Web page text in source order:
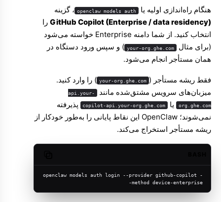
هنگام راه‌اندازی اولیه یا openclaw models auth ، گزینه
GitHub Copilot (Enterprise / data residency) را
انتخاب کنید. از شما دامنه Enterprise خواسته می‌شود
(برای مثال
your-org.ghe.com ) و سپس ورود دستگاه در
همان مستأجر انجام می‌شود.
فقط ریشه مستأجر ( your-org.ghe.com ) را وارد کنید.
میزبان‌های سرویس مشتق‌شده مانند
api.your-
org.ghe.com یا copilot-api.your-org.ghe.com
پذیرفته
نمی‌شوند؛ OpenClaw این نقاط پایانی را به‌طور خودکار از
ریشه مستأجر استخراج می‌کند.
openclaw models auth login --provider github-copilot -
-method device-enterprise